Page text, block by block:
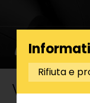
Volvo
Rifiuta e